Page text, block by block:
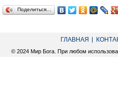
Поделиться…
ГЛАВНАЯ
© 2024 Мир Бога. При любом